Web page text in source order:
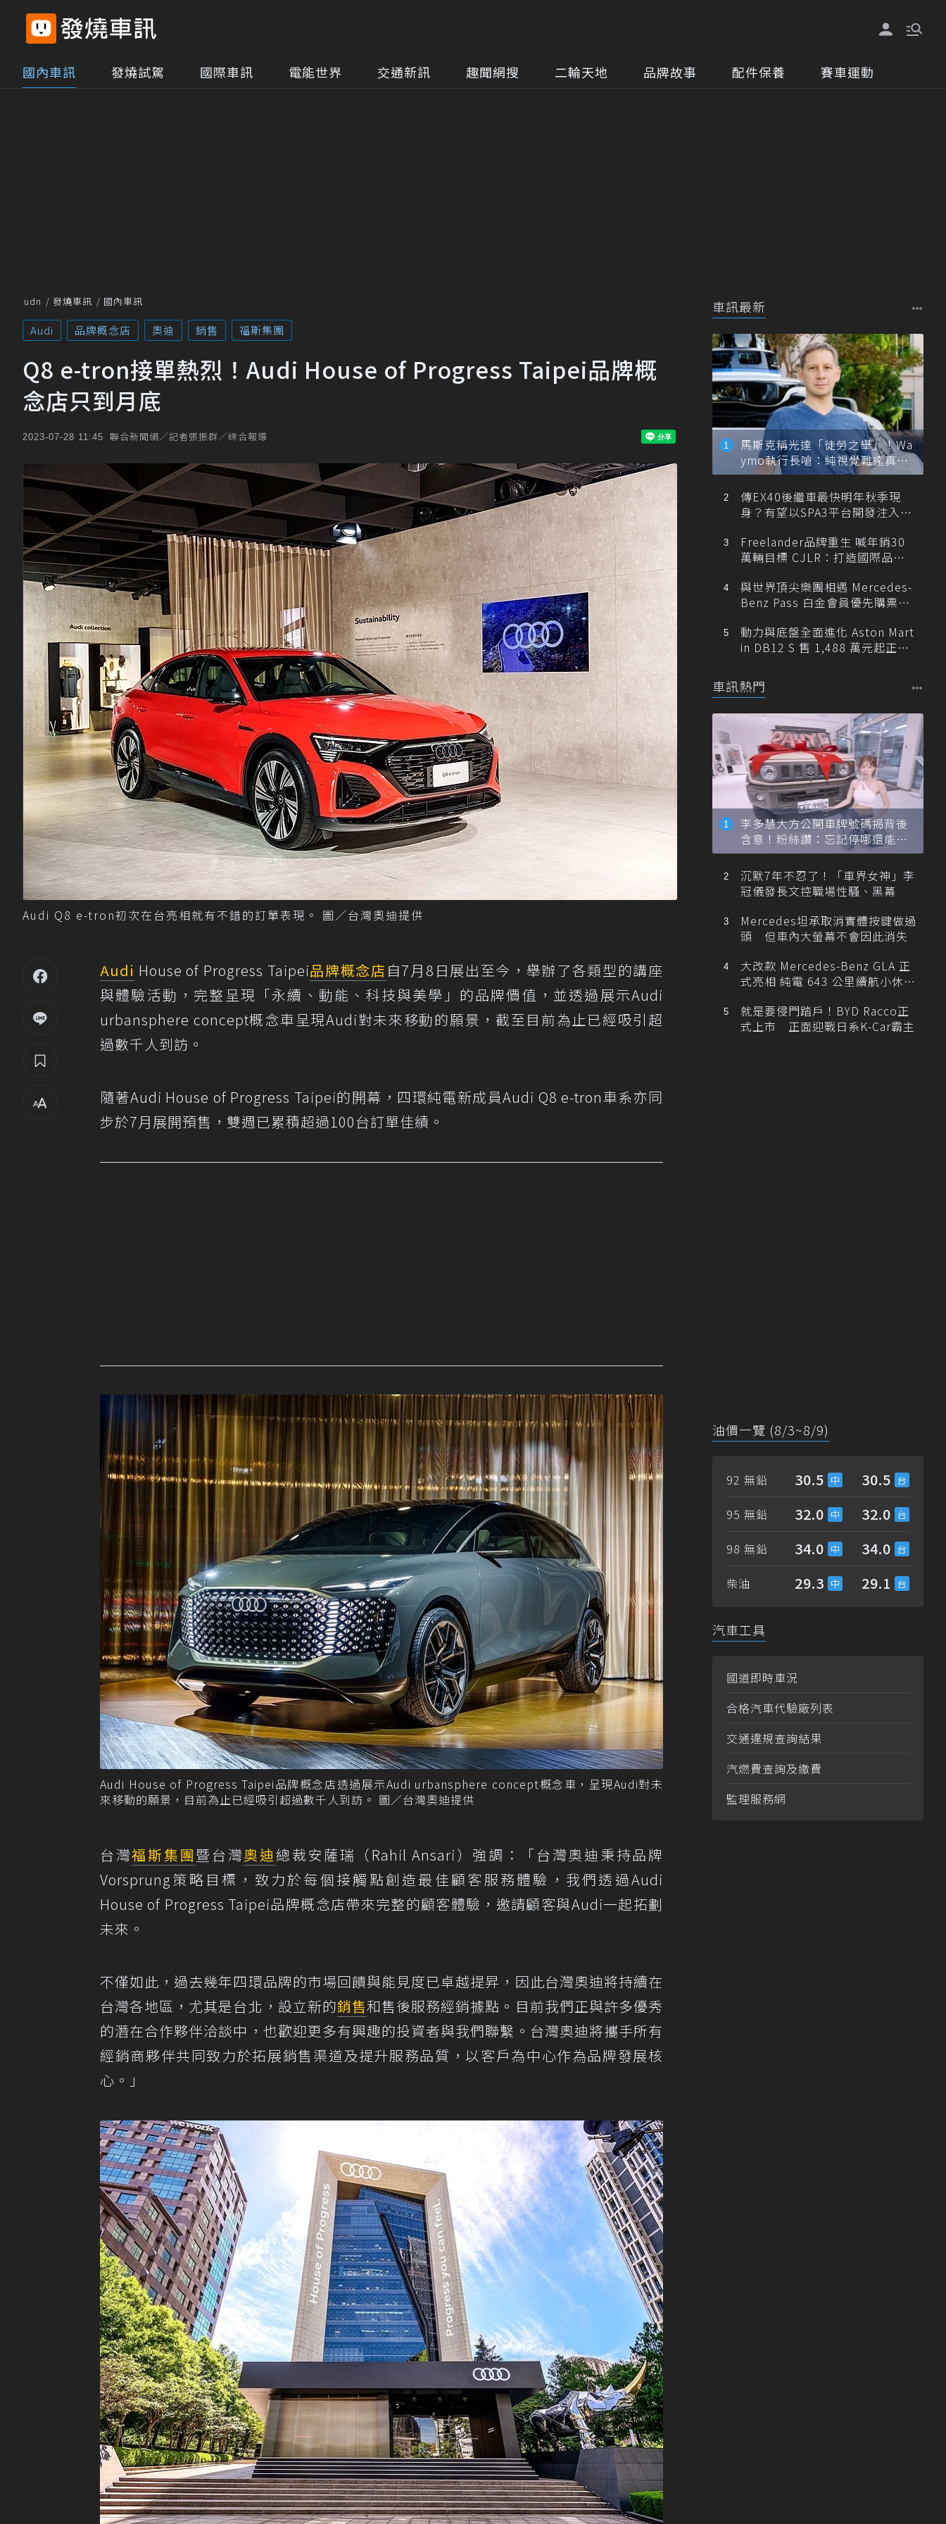
國內車訊 發燒試駕 國際車訊 電能世界 交通新訊 趣聞網搜 二輪天地 品牌故事 配件保養 賽車運動
udn 發燒車訊 國內車訊
Audi 品牌概念店 奧迪 銷售 福斯集團
Q8 e-tron接單熱烈！Audi House of Progress Taipei品牌概
念店只到月底
2023-07-28 11:45 聯合新聞網／記者張振群／綜合報導
Audi Q8 e-tron初次在台亮相就有不錯的訂單表現。 圖／台灣奧迪提供
Audi House of Progress Taipei品牌概念店 自7月8日展出至今，舉辦了各類型的講座
與體驗活動，完整呈現「永續、動能、科技與美學」的品牌價值，並透過展示Audi
urbansphere concept概念車呈現Audi對未來移動的願景，截至目前為止已經吸引超
過數千人到訪。
隨著Audi House of Progress Taipei的開幕，四環純電新成員Audi Q8 e-tron車系亦同
步於7月展開預售，雙週已累積超過100台訂單佳績。
Audi House of Progress Taipei品牌概念店透過展示Audi urbansphere concept概念車，呈現Audi對未
來移動的願景，目前為止已經吸引超過數千人到訪。 圖／台灣奧迪提供
台灣福斯集團暨台灣奧迪總裁安薩瑞（Rahil Ansari）強調：「台灣奧迪秉持品牌
Vorsprung策略目標，致力於每個接觸點創造最佳顧客服務體驗，我們透過Audi
House of Progress Taipei品牌概念店帶來完整的顧客體驗，邀請顧客與Audi一起拓劃
未來。
不僅如此，過去幾年四環品牌的市場回饋與能見度已卓越提昇，因此台灣奧迪將持續在
台灣各地區，尤其是台北，設立新的銷售和售後服務經銷據點。目前我們正與許多優秀
的潛在合作夥伴洽談中，也歡迎更多有興趣的投資者與我們聯繫。台灣奧迪將攜手所有
經銷商夥伴共同致力於拓展銷售渠道及提升服務品質，以客戶為中心作為品牌發展核
心。」
車訊最新
馬斯克稱光達「徒勞之舉」！Wa
ymo執行長嗆：純視覺難達真正
自動駕駛
傳EX40後繼車最快明年秋季現
身？有望以SPA3平台開發注入80
Freelander品牌重生 喊年銷30
萬輛目標 CJLR：打造國際品牌
與世界頂尖樂團相遇 Mercedes-
Benz Pass 白金會員優先購票維
動力與底盤全面進化 Aston Mart
in DB12 S 售 1,488 萬元起正式
車訊熱門
李多慧大方公開車牌號碼揭背後
含意！粉絲讚：忘記停哪還能幫
忙找車
沉默7年不忍了！「車界女神」李
冠儀發長文控職場性騷、黑幕
Mercedes坦承取消實體按鍵做過
頭 但車內大螢幕不會因此消失
大改款 Mercedes-Benz GLA 正
式亮相 純電 643 公里續航小休
就是要侵門踏戶！BYD Racco正
式上市 正面迎戰日系K-Car霸主
油價一覽 (8/3~8/9)
92 無鉛 30.5 30.5
95 無鉛 32.0 32.0
98 無鉛 34.0 34.0
柴油 29.3 29.1
汽車工具
國道即時車況
合格汽車代驗廠列表
交通違規查詢結果
汽燃費查詢及繳費
監理服務網